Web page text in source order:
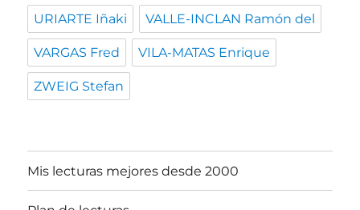
URIARTE Iñaki VALLE-INCLAN Ramón del
VARGAS Fred VILA-MATAS Enrique
ZWEIG Stefan
Mis lecturas mejores desde 2000